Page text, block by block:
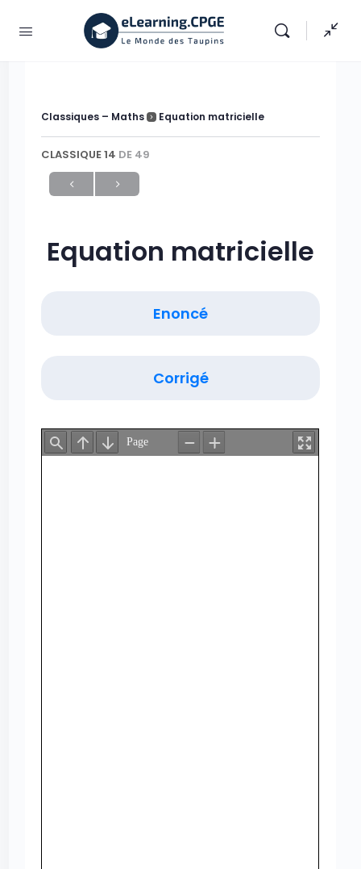
Classiques – Maths Equation matricielle
CLASSIQUE 14 DE 49
Equation matricielle
Enoncé
Corrigé